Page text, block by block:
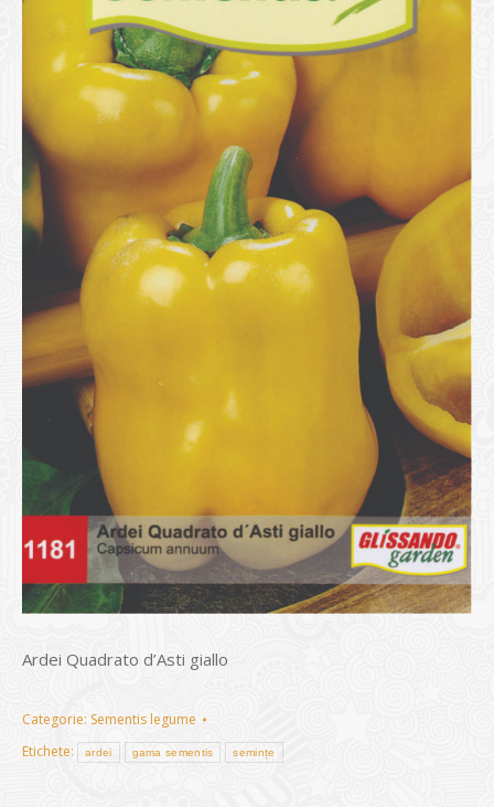
Ardei Quadrato d’Asti giallo
Categorie: Sementis legume
Etichete:
ardei gama sementis semințe